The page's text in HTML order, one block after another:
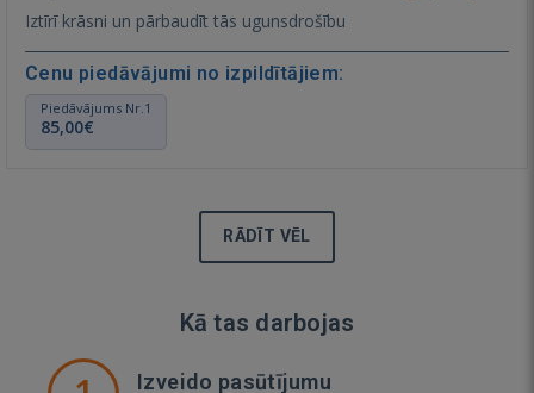
Iztīrī krāsni un pārbaudīt tās ugunsdrošību
Cenu piedāvājumi no izpildītājiem:
Piedāvājums Nr.1
85,00€
RĀDĪT VĒL
Kā tas darbojas
Izveido pasūtījumu